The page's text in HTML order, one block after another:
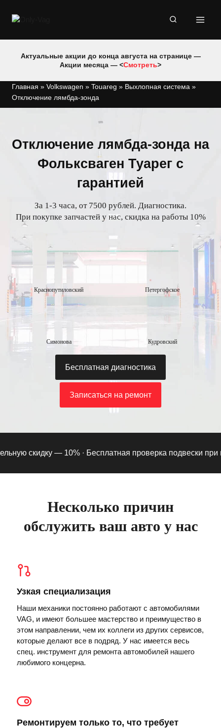
Актуальные акции до конца августа на странице —
Акции месяца — <Смотреть>
Главная » Volkswagen » Touareg » Выхлопная система »
Отключение лямбда-зонда
Отключение лямбда-зонда на
Фольксваген Туарег с
гарантией
За 1-3 часа, от 7500 рублей. Диагностика.
При покупке запчастей у нас, скидка на работы 10%
Краснопутиловский Петергофское
Симонова Кудровский
Бесплатная диагностика
Записаться на ремонт
скидку — 10% ·Бесплатная проверка подвески при
Несколько причин
обслужить ваш авто у нас
Узкая специализация
Наши механики постоянно работают с автомобилями
VAG, и имеют большее мастерство и преимущество в
этом направлении, чем их коллеги из других сервисов,
которые делают все в подряд. У нас имеется весь
спец. инструмент для ремонта автомобилей нашего
любимого концерна.
Ремонтируем только то, что требует